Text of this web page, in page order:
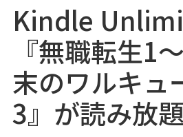
Kindle
『無職転生1
末のワルキュ
3』が読み放題